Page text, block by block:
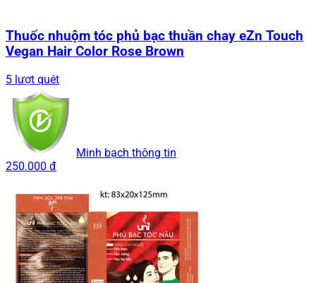
Thuốc nhuộm tóc phủ bạc thuần chay eZn Touch
Vegan Hair Color Rose Brown
5 lượt quét
Minh bạch thông tin
250.000 đ